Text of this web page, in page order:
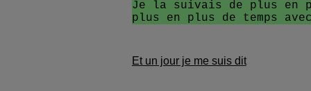
Je la suivais de plus en
plus en plus de temps
Et un jour je me suis dit